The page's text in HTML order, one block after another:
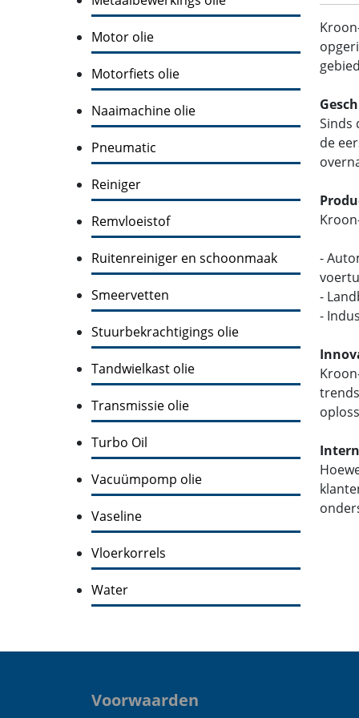
Motor olie
Motorfiets olie
Naaimachine olie
Pneumatic
Reiniger
Remvloeistof
Ruitenreiniger en schoonmaak
Smeervetten
Stuurbekrachtigings olie
Tandwielkast olie
Transmissie olie
Turbo Oil
Vacuümpomp olie
Vaseline
Vloerkorrels
Water
Sinds
de
-
-
-
Voorwaarden